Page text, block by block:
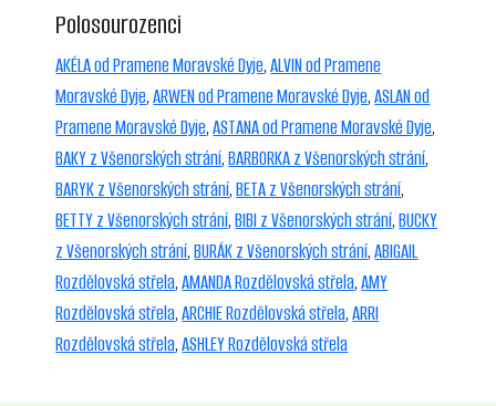
Polosourozenci
AKÉLA od Pramene Moravské Dyje,ALVIN od Pramene
Moravské Dyje,ARWEN od Pramene Moravské Dyje,ASLAN od
Pramene Moravské Dyje,ASTANA od Pramene Moravské Dyje,
BAKY z Všenorských strání,BARBORKA z Všenorských strání,
BARYK z Všenorských strání,BETA z Všenorských strání,
BETTY z Všenorských strání,BIBI z Všenorských strání,BUCKY
z Všenorských strání,BURÁK z Všenorských strání,ABIGAIL
Rozdělovská střela,AMANDA Rozdělovská střela,AMY
Rozdělovská střela,ARCHIE Rozdělovská střela,ARRI
Rozdělovská střela,ASHLEY Rozdělovská střela